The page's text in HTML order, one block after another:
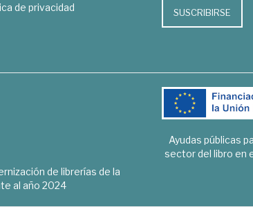
de privacidad
SUSCRIBIRSE
de librerías de la
al año 2024
Ayudas públicas
sector del libro en